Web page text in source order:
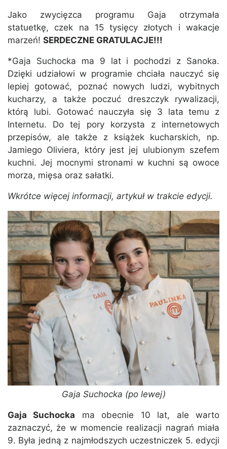
Jako zwycięzca programu Gaja otrzymała
statuetkę, czek na 15 tysięcy złotych i wakacje
marzeń! SERDECZNE GRATULACJE!!!
*Gaja Suchocka ma 9 lat i pochodzi z Sanoka.
Dzięki udziałowi w programie chciała nauczyć się
lepiej gotować, poznać nowych ludzi, wybitnych
kucharzy, a także poczuć dreszczyk rywalizacji,
którą lubi. Gotować nauczyła się 3 lata temu z
Internetu. Do tej pory korzysta z internetowych
przepisów, ale także z książek kucharskich, np.
Jamiego Oliviera, który jest jej ulubionym szefem
kuchni. Jej mocnymi stronami w kuchni są owoce
morza, mięsa oraz sałatki.
Wkrótce więcej informacji, artykuł w trakcie edycji.
Gaja Suchocka (po lewej)
Gaja Suchocka ma obecnie 10 lat, ale warto
zaznaczyć, że w momencie realizacji nagrań miała
9. Była jedną z najmłodszych uczestniczek 5. edycji